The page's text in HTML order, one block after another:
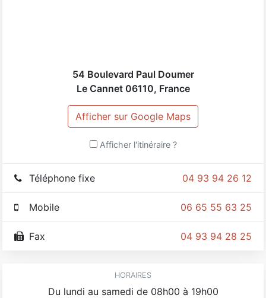
54 Boulevard Paul Doumer
Le Cannet 06110, France
Afficher sur Google Maps
Afficher l'itinéraire ?
04 93 94 26 12
Téléphone fixe
06 65 55 63 25
Mobile
04 93 94 28 25
Fax
HORAIRES
Du lundi au samedi de 08h00 à 19h00